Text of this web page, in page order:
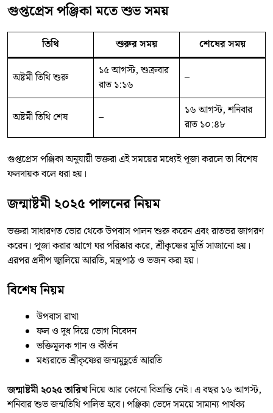
গুপ্তপ্রেস পঞ্জিকা মতে শুভ সময়
তিথি শুরুর সময় শেষের সময়
অষ্টমী তিথি শুরু
১৫ আগস্ট, শুক্রবার
রাত ১:১৬
–
অষ্টমী তিথি শেষ –
১৬ আগস্ট, শনিবার
রাত ১০:৪৮
গুপ্তপ্রেস পঞ্জিকা অনুযায়ী ভক্তরা এই সময়ের মধ্যেই পূজা করলে তা বিশেষ
ফলদায়ক বলে ধরা হয়।
জন্মাষ্টমী ২০২৫ পালনের নিয়ম
ভক্তরা সাধারণত ভোর থেকে উপবাস পালন শুরু করেন এবং রাতভর জাগরণ
করেন। পূজা করার আগে ঘর পরিষ্কার করে, শ্রীকৃষ্ণের মূর্তি সাজানো হয়।
এরপর প্রদীপ জ্বালিয়ে আরতি, মন্ত্রপাঠ ও ভজন করা হয়।
বিশেষ নিয়ম
উপবাস রাখা
ফল ও দুধ দিয়ে ভোগ নিবেদন
ভক্তিমূলক গান ও কীর্তন
মধ্যরাতে শ্রীকৃষ্ণের জন্মমুহূর্তে আরতি
জন্মাষ্টমী ২০২৫ তারিখনিয়ে আর কোনো বিভ্রান্তি নেই। এ বছর ১৬ আগস্ট,
শনিবার শুভ জন্মতিথি পালিত হবে। পঞ্জিকা ভেদে সময়ে সামান্য পার্থক্য